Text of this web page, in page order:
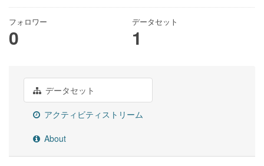
フォロワー
0
データセット
1
データセット
アクティビティストリーム
About